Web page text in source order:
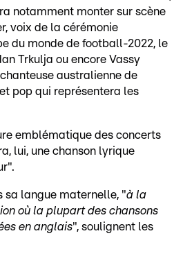
notamment monter sur scène
voix de la cérémonie
du monde de football-2022, le
Trkulja ou encore Vassy
australienne de
pop qui représentera les
emblématique des concerts
lui, une chanson lyrique
sa langue maternelle, "à la
où la plupart des chansons
en anglais", soulignent les